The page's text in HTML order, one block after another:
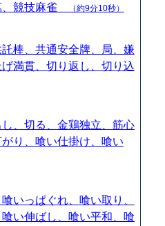
、競技麻雀
（約9分10秒）
棒、共通安全牌、局、嫌
満貫、切り返し、切り込
、切る、金鶏独立、筋心
り、喰い仕掛け、喰い
いっぱぐれ、喰い取り、
い伸ばし、喰い平和、喰